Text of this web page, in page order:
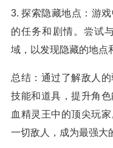
3. 探索隐藏地点：游
的任务和剧情。尝试
域，以发现隐藏的地点
总结：通过了解敌人
技能和道具，提升角
血精灵王中的顶尖玩
一切敌人，成为最强大